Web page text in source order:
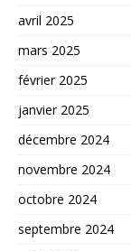
avril 2025
mars 2025
février 2025
janvier 2025
décembre 2024
novembre 2024
octobre 2024
septembre 2024